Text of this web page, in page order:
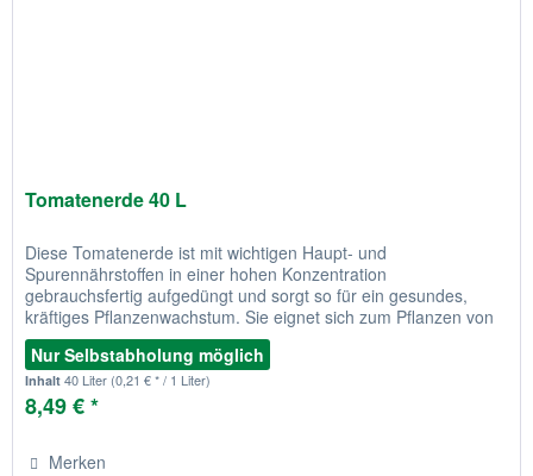
Tomatenerde 40 L
Diese Tomatenerde ist mit wichtigen Haupt- und
Spurennährstoffen in einer hohen Konzentration
gebrauchsfertig aufgedüngt und sorgt so für ein gesundes,
kräftiges Pflanzenwachstum. Sie eignet sich zum Pflanzen von
Fruchtgemüse wie z.B....
Nur Selbstabholung möglich
Inhalt40 Liter (0,21 € * / 1 Liter)
8,49 € *
Merken